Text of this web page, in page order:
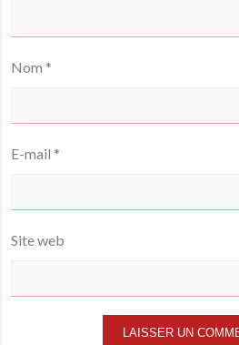
Nom *
E-mail *
Site web